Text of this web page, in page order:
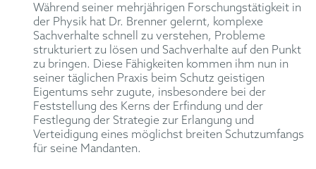
Während seiner mehrjährigen Forschungstätigkeit in
der Physik hat Dr. Brenner gelernt, komplexe
Sachverhalte schnell zu verstehen, Probleme
strukturiert zu lösen und Sachverhalte auf den Punkt
zu bringen. Diese Fähigkeiten kommen ihm nun in
seiner täglichen Praxis beim Schutz geistigen
Eigentums sehr zugute, insbesondere bei der
Feststellung des Kerns der Erfindung und der
Festlegung der Strategie zur Erlangung und
Verteidigung eines möglichst breiten Schutzumfangs
für seine Mandanten.